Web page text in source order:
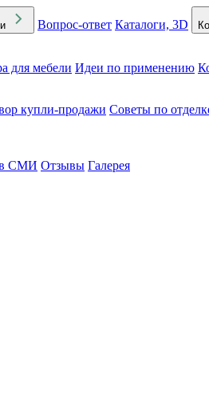
Вопрос-ответ Каталоги, 3D
для мебели Идеи по применению
купли-продажи Советы по
СМИ Отзывы Галерея